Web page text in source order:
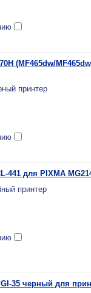
(MF465dw/
принтер
441 для PIXMA
принтер
35 черный для